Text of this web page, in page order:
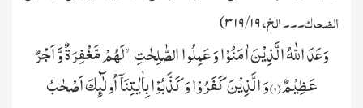
الضحاک۔۔۔ الخ،۱۹ / ۳۱۹ )
وَعَدَ اللّٰهُ الَّذِیْنَ اٰمَنُوْا وَ عَمِلُوا الصّٰلِحٰتِۙ-لَهُمْ مَّغْفِرَةٌ وَّ اَجْرٌ
عَظِیْمٌ(۹)وَ الَّذِیْنَ كَفَرُوْا وَ كَذَّبُوْا بِاٰیٰتِنَاۤ اُولٰٓىٕكَ اَصْحٰبُ